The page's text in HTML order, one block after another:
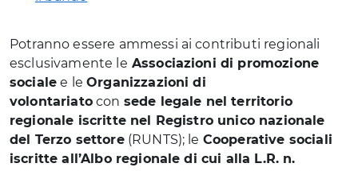
Potranno essere ammessi ai contributi regionali
esclusivamente le Associazioni di promozione
sociale e leOrganizzazioni di
volontariatocon sede legale nel territorio
regionale iscritte nel Registro unico nazionale
del Terzo settore(RUNTS); le Cooperative sociali
iscritte all’Albo regionale di cui alla L.R. n.